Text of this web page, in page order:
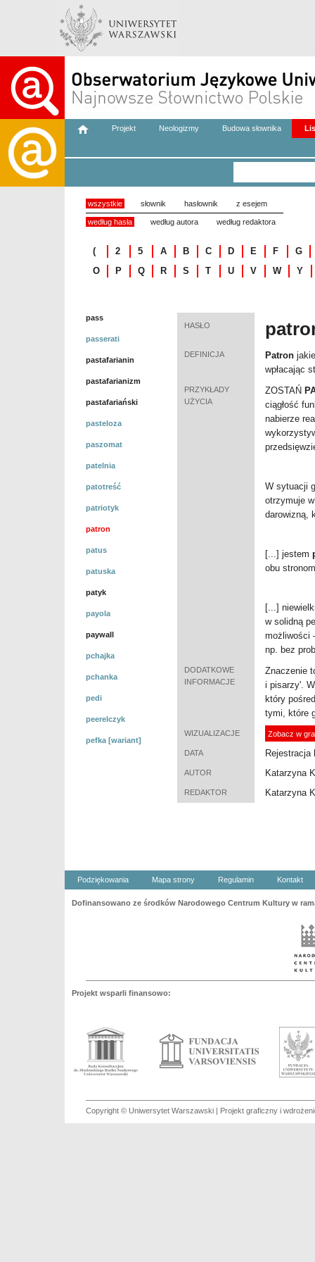
Projekt Neologizmy Budowa słownika
wszystkie słownik hasłownik z esejem
według hasła według autora według redaktora
( 2 5 A B C D E F
G
O
P Q R S T U V W Y
pass
passerati
pastafarianin
pastafarianizm
pastafariański
pasteloza
paszomat
patelnia
patotreść
patriotyk
patron
patus
patuska
patyk
payola
paywall
pchajka
pchanka
pedi
peerelczyk
pefka [wariant]
HASŁO
DEFINICJA Patron
wpłacając
PRZYKŁADY
UŻYCIA
ZOSTAŃ
ciągłość
nabierze
W sytuacji
otrzymuje
darowizną,
[...] jestem
obu
[...]
w solidną
możliwości
np. bez
DODATKOWE
INFORMACJE
Znaczenie
i pisarzy'.
który
tymi, które
WIZUALIZACJE Zobacz w
DATA Rejestracja
AUTOR Katarzyna
REDAKTOR Katarzyna
Podziękowania Mapa strony Regulamin Kontakt
Dofinansowano ze środków Narodowego Centrum Kultury w
Projekt wsparli finansowo:
Copyright © Uniwersytet Warszawski | Projekt graficzny i